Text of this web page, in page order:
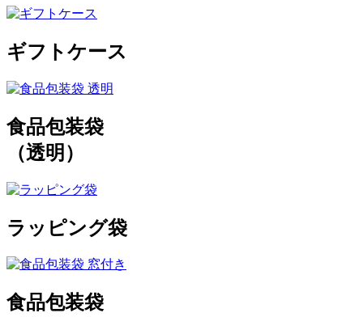
ギフトケース
食品包装袋
（透明）
ラッピング袋
食品包装袋